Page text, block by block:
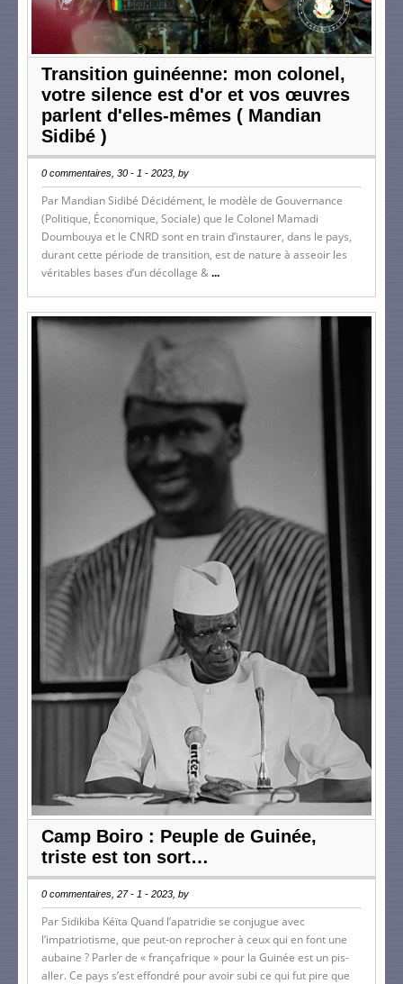
Transition guinéenne: mon colonel,
votre silence est d'or et vos œuvres
parlent d'elles-mêmes ( Mandian
Sidibé )
0 commentaires, 30 - 1 - 2023, by
Par Mandian Sidibé Décidément, le modèle de Gouvernance
(Politique, Économique, Sociale) que le Colonel Mamadi
Doumbouya et le CNRD sont en train d’instaurer, dans le pays,
durant cette période de transition, est de nature à asseoir les
véritables bases d’un décollage &...
Camp Boiro : Peuple de Guinée,
triste est ton sort…
0 commentaires, 27 - 1 - 2023, by
Par Sidikiba Kéïta Quand l’apatridie se conjugue avec
l’impatriotisme, que peut-on reprocher à ceux qui en font une
aubaine ? Parler de « françafrique » pour la Guinée est un pis-
aller. Ce pays s’est effondré pour avoir subi ce qui fut pire que